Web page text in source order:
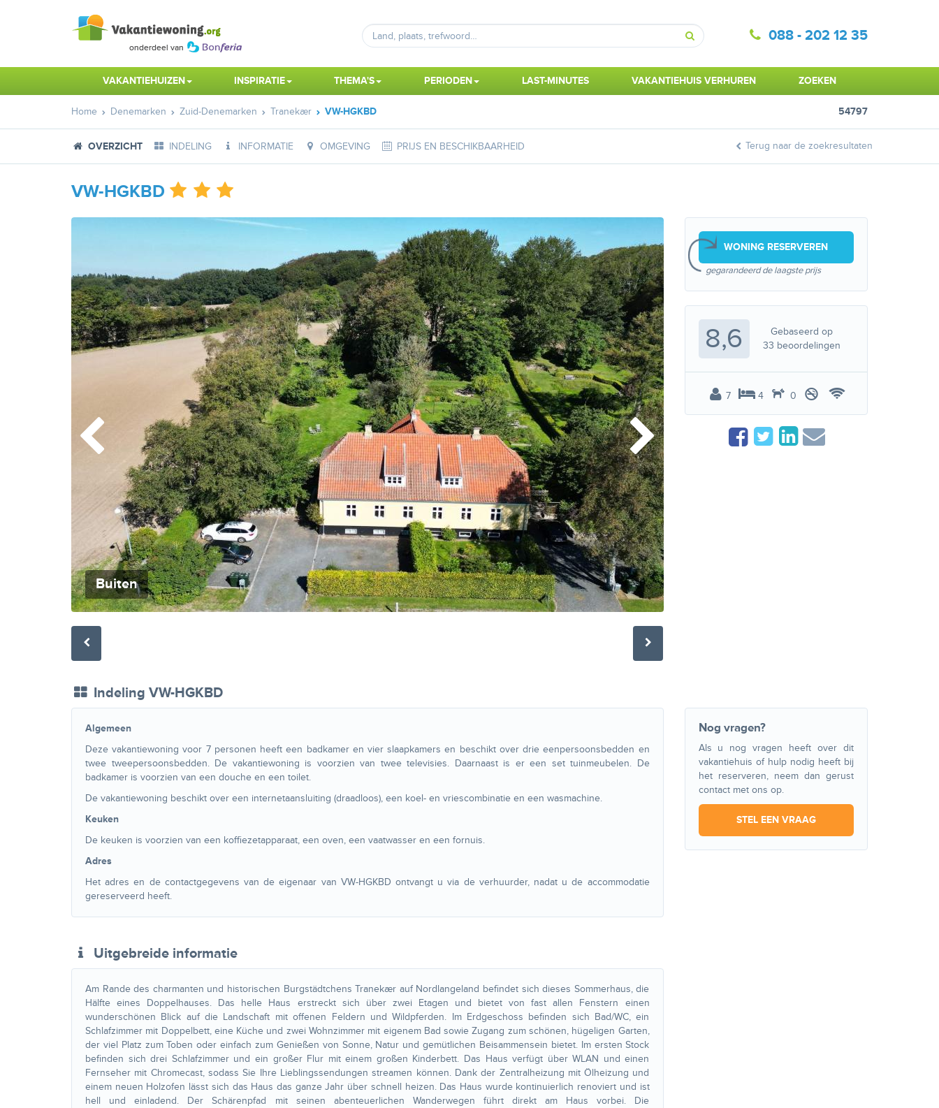
Zoeken
088 - 202 12 35
VAKANTIEHUIZEN INSPIRATIE THEMA'S PERIODEN LAST-MINUTES VAKANTIEHUIS VERHUREN ZOEKEN
Home Denemarken Zuid-Denemarken Tranekær VW-HGKBD 54797
OVERZICHT INDELING INFORMATIE OMGEVING PRIJS EN BESCHIKBAARHEID Terug naar de zoekresultaten
VW-HGKBD
Buiten
Indeling VW-HGKBD
Algemeen
Deze vakantiewoning voor 7 personen heeft een badkamer en vier slaapkamers en beschikt over drie eenpersoonsbedden en
twee tweepersoonsbedden. De vakantiewoning is voorzien van twee televisies. Daarnaast is er een set tuinmeubelen. De
badkamer is voorzien van een douche en een toilet.
De vakantiewoning beschikt over een internetaansluiting (draadloos), een koel- en vriescombinatie en een wasmachine.
Keuken
De keuken is voorzien van een koffiezetapparaat, een oven, een vaatwasser en een fornuis.
Adres
Het adres en de contactgegevens van de eigenaar van VW-HGKBD ontvangt u via de verhuurder, nadat u de accommodatie
gereserveerd heeft.
Uitgebreide informatie
Am Rande des charmanten und historischen Burgstädtchens Tranekær auf Nordlangeland befindet sich dieses Sommerhaus, die
Hälfte eines Doppelhauses. Das helle Haus erstreckt sich über zwei Etagen und bietet von fast allen Fenstern einen
wunderschönen Blick auf die Landschaft mit offenen Feldern und Wildpferden. Im Erdgeschoss befinden sich Bad/WC, ein
Schlafzimmer mit Doppelbett, eine Küche und zwei Wohnzimmer mit eigenem Bad sowie Zugang zum schönen, hügeligen Garten,
der viel Platz zum Toben oder einfach zum Genießen von Sonne, Natur und gemütlichen Beisammensein bietet. Im ersten Stock
befinden sich drei Schlafzimmer und ein großer Flur mit einem großen Kinderbett. Das Haus verfügt über WLAN und einen
Fernseher mit Chromecast, sodass Sie Ihre Lieblingssendungen streamen können. Dank der Zentralheizung mit Ölheizung und
einem neuen Holzofen lässt sich das Haus das ganze Jahr über schnell heizen. Das Haus wurde kontinuierlich renoviert und ist
hell und einladend. Der Schärenpfad mit seinen abenteuerlichen Wanderwegen führt direkt am Haus vorbei. Die
WONING RESERVEREN
gegarandeerd de laagste prijs
8,6
Gebaseerd op
33 beoordelingen
7 4 0
Nog vragen?
Als u nog vragen heeft over dit
vakantiehuis of hulp nodig heeft bij
het reserveren, neem dan gerust
contact met ons op.
STEL EEN VRAAG